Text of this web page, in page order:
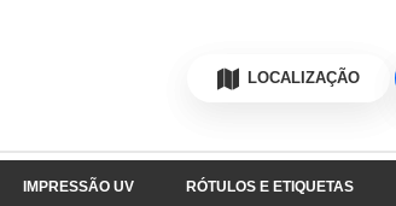
LOCALIZAÇÃO
IMPRESSÃO UV RÓTULOS E ETIQUETAS